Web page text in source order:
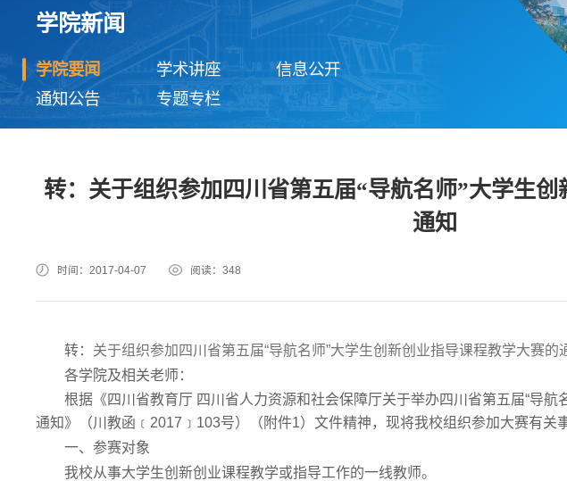
学院新闻
学院要闻 学术讲座
信息公开
通知公告
专题专栏
转：关于组织参加四川省第五届“导航名师”大学生
通知
时间：2017-04-07 阅读： 348
转： 关于组织参加四川省第五届“导航名师”大学生创新创业指导课程教学大赛的
各学院及相关老师：
根据《四川省教育厅 四川省人力资源和社会保障厅关于举办四川省第五届“导航
通知》（川教函﹝2017﹞103号）（附件1）文件精神，现将我校组织参加大赛有关
一、参赛对象
我校从事大学生创新创业课程教学或指导工作的一线教师。